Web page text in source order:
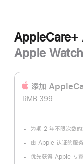
AppleCare+
Apple Watch
添加
RMB 399
为期 2 年不限次数
注
由 Apple 认证的服
优先获得 Apple 专